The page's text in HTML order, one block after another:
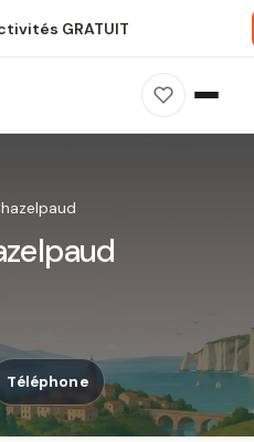
GRATUIT
Kraaby
Téléphone